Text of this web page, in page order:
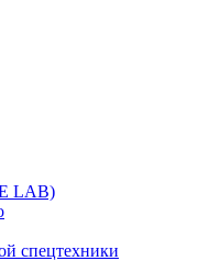
LAB)
спецтехники